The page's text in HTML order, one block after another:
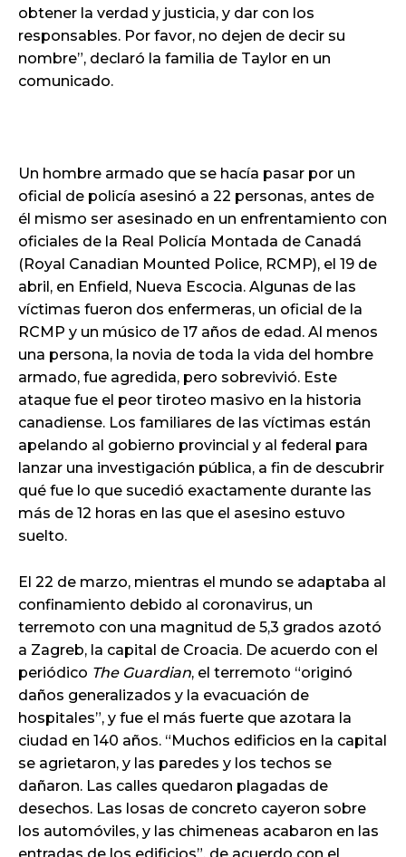
obtener la verdad y justicia, y dar con los
responsables. Por favor, no dejen de decir su
nombre”, declaró la familia de Taylor en un
comunicado.
Un hombre armado que se hacía pasar por un
oficial de policía asesinó a 22 personas, antes de
él mismo ser asesinado en un enfrentamiento con
oficiales de la Real Policía Montada de Canadá
(Royal Canadian Mounted Police, RCMP), el 19 de
abril, en Enfield, Nueva Escocia. Algunas de las
víctimas fueron dos enfermeras, un oficial de la
RCMP y un músico de 17 años de edad. Al menos
una persona, la novia de toda la vida del hombre
armado, fue agredida, pero sobrevivió. Este
ataque fue el peor tiroteo masivo en la historia
canadiense. Los familiares de las víctimas están
apelando al gobierno provincial y al federal para
lanzar una investigación pública, a fin de descubrir
qué fue lo que sucedió exactamente durante las
más de 12 horas en las que el asesino estuvo
suelto.
El 22 de marzo, mientras el mundo se adaptaba al
confinamiento debido al coronavirus, un
terremoto con una magnitud de 5,3 grados azotó
a Zagreb, la capital de Croacia. De acuerdo con el
periódico The Guardian, el terremoto “originó
daños generalizados y la evacuación de
hospitales”, y fue el más fuerte que azotara la
ciudad en 140 años. “Muchos edificios en la capital
se agrietaron, y las paredes y los techos se
dañaron. Las calles quedaron plagadas de
desechos. Las losas de concreto cayeron sobre
los automóviles, y las chimeneas acabaron en las
entradas de los edificios”, de acuerdo con el